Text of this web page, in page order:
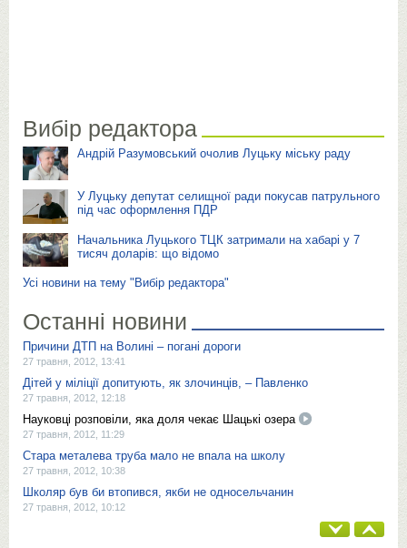
Вибір редактора
Андрій Разумовський очолив Луцьку міську раду
У Луцьку депутат селищної ради покусав патрульного
під час оформлення ПДР
Начальника Луцького ТЦК затримали на хабарі у 7
тисяч доларів: що відомо
Усі новини на тему "Вибір редактора"
Останні новини
Причини ДТП на Волині – погані дороги
27 травня, 2012, 13:41
Дітей у міліції допитують, як злочинців, – Павленко
27 травня, 2012, 12:18
Науковці розповіли, яка доля чекає Шацькі озера
27 травня, 2012, 11:29
Стара металева труба мало не впала на школу
27 травня, 2012, 10:38
Школяр був би втопився, якби не односельчанин
27 травня, 2012, 10:12